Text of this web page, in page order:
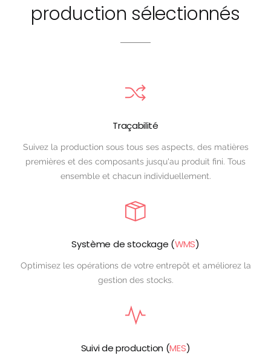
production sélectionnés
Traçabilité
Suivez la production sous tous ses aspects, des matières
premières et des composants jusqu'au produit fini. Tous
ensemble et chacun individuellement.
Système de stockage (WMS)
Optimisez les opérations de votre entrepôt et améliorez la
gestion des stocks.
Suivi de production (MES)